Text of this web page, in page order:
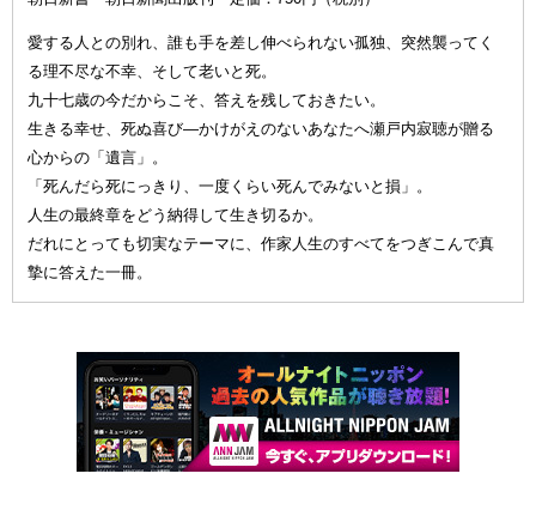
愛する人との別れ、誰も手を差し伸べられない孤独、突然襲ってく
る理不尽な不幸、そして老いと死。
九十七歳の今だからこそ、答えを残しておきたい。
生きる幸せ、死ぬ喜び—かけがえのないあなたへ瀬戸内寂聴が贈る
心からの「遺言」。
「死んだら死にっきり、一度くらい死んでみないと損」。
人生の最終章をどう納得して生き切るか。
だれにとっても切実なテーマに、作家人生のすべてをつぎこんで真
摯に答えた一冊。